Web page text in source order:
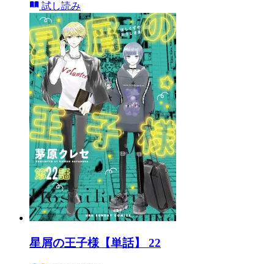
試し読み
星屑の王子様【単話】 22